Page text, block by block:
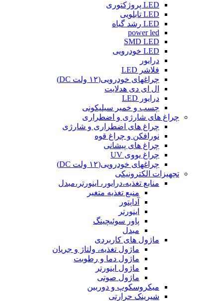
LED پروژکتوری
LED تابلویی
LED رشد گیاه
power led
SMD LED
LED خودرویی
درایور
فلاشر LED
چراغهای خودرویی(۱۲ ولت DC)
ال ای دی هدلایت
درایور LED
چسب و خمیر سیلیکونی
چراغ های شارژی و اضطراری
چراغ های اضطراری و شارژی
نورافکن و چراغ قوه
چراغ های پیشانی
چراغ یووی UV
چراغهای خودرویی(۱۲ ولت DC)
تجهیزات الکترونیکی
منابع تغذیه،درایور، اینورتر،مبدل
منبع تغذیه متغیر
آداپتور
اینورتر
پاور سوئیچینگ
مبدل
ماژول های کاربردی
ماژول تغذیه، ولتاژ و جریان
ماژول دما و رطوبت
ماژول اینورتر
ماژول صوتی
میکروسکوپ و دوربین
شیرینک حرارتی